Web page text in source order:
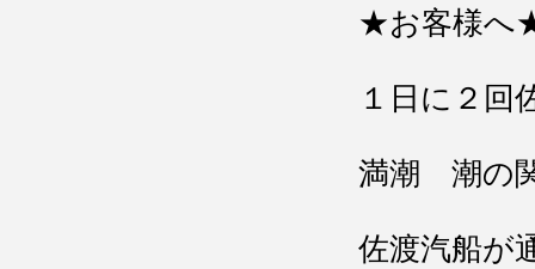
★お客様へ
１日に２回
満潮 潮の
佐渡汽船が